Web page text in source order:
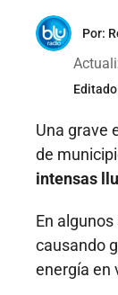
Por:
Una grave
de
intensas
En
causando
energía en